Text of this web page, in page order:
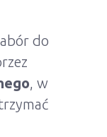
do
, w